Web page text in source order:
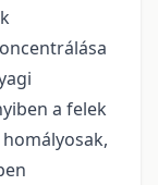
a felek